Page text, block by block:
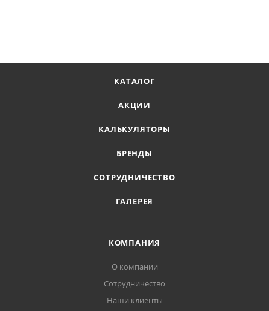
КАТАЛОГ
АКЦИИ
КАЛЬКУЛЯТОРЫ
БРЕНДЫ
СОТРУДНИЧЕСТВО
ГАЛЕРЕЯ
КОМПАНИЯ
О компании
Сотрудничество
Наши клиенты